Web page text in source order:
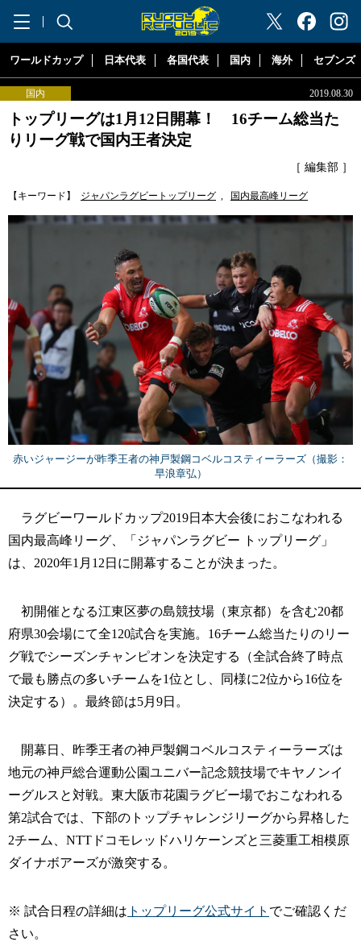
"ラグビーリパブリック"
ワールドカップ 日本代表 各国代表 国内 海外 セブンズ
国内 2019.08.30
トップリーグは1月12日開幕！ 16チーム総当た
りリーグ戦で国内王者決定
［ 編集部 ］
【キーワード】 ジャパンラグビートップリーグ , 国内最高峰リーグ
赤いジャージーが昨季王者の神戸製鋼コベルコスティーラーズ（撮影：
早浪章弘）
ラグビーワールドカップ2019日本大会後におこなわれる
国内最高峰リーグ、「ジャパンラグビー トップリーグ」
は、2020年1月12日に開幕することが決まった。
初開催となる江東区夢の島競技場（東京都）を含む20都
府県30会場にて全120試合を実施。16チーム総当たりのリー
グ戦でシーズンチャンピオンを決定する（全試合終了時点
で最も勝点の多いチームを1位とし、同様に2位から16位を
決定する）。最終節は5月9日。
開幕日、昨季王者の神戸製鋼コベルコスティーラーズは
地元の神戸総合運動公園ユニバー記念競技場でキヤノンイ
ーグルスと対戦。東大阪市花園ラグビー場でおこなわれる
第2試合では、下部のトップチャレンジリーグから昇格した
2チーム、NTTドコモレッドハリケーンズと三菱重工相模原
ダイナボアーズが激突する。
※ 試合日程の詳細は トップリーグ公式サイト でご確認くだ
さい。